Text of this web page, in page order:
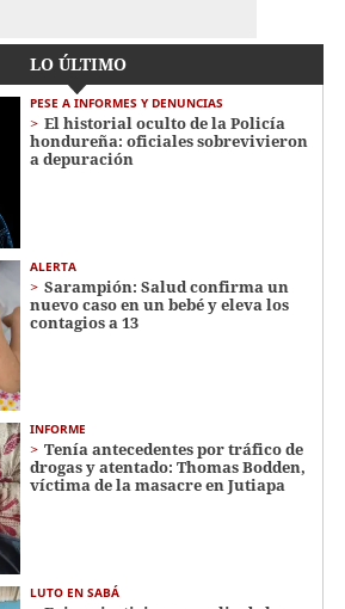
LO ÚLTIMO
PESE A INFORMES Y DENUNCIAS
El historial oculto de la Policía
hondureña: oficiales sobrevivieron
a depuración
ALERTA
Sarampión: Salud confirma un
nuevo caso en un bebé y eleva los
contagios a 13
INFORME
Tenía antecedentes por tráfico de
drogas y atentado: Thomas Bodden,
víctima de la masacre en Jutiapa
LUTO EN SABÁ